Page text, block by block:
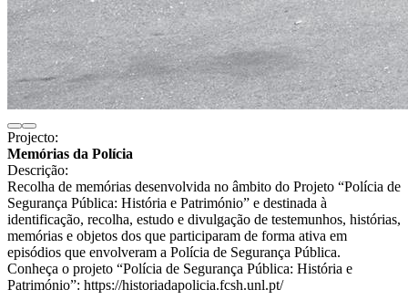
Projecto:
Memórias da Polícia
Descrição:
Recolha de memórias desenvolvida no âmbito do Projeto “Polícia de
Segurança Pública: História e Património” e destinada à
identificação, recolha, estudo e divulgação de testemunhos, histórias,
memórias e objetos dos que participaram de forma ativa em
episódios que envolveram a Polícia de Segurança Pública.
Conheça o projeto “Polícia de Segurança Pública: História e
Património”: https://historiadapolicia.fcsh.unl.pt/